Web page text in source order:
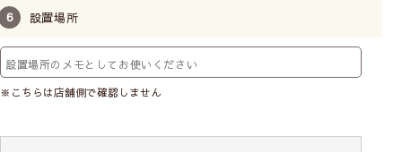
設置場所
※こちらは店舗側で確認しません